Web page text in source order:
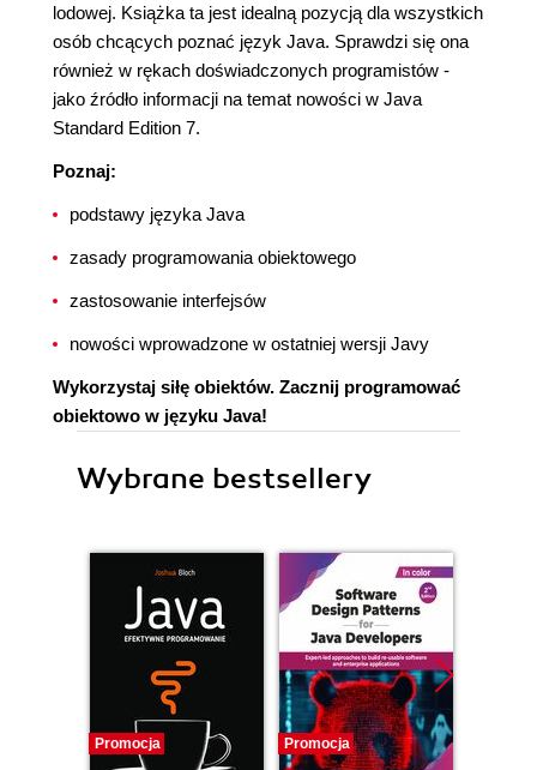
lodowej. Książka ta jest idealną pozycją dla wszystkich
osób chcących poznać język Java. Sprawdzi się ona
również w rękach doświadczonych programistów -
jako źródło informacji na temat nowości w Java
Standard Edition 7.
Poznaj:
podstawy języka Java
zasady programowania obiektowego
zastosowanie interfejsów
nowości wprowadzone w ostatniej wersji Javy
Wykorzystaj siłę obiektów. Zacznij programować
obiektowo w języku Java!
Wybrane bestsellery
Promocja Promocja